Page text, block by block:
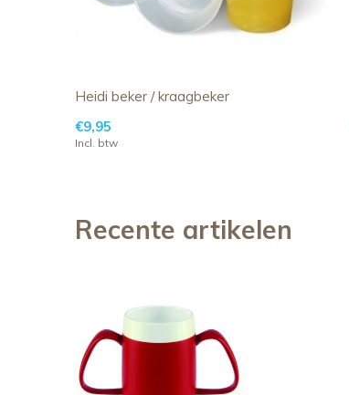
Heidi beker / kraagbeker
€9,95
Incl. btw
Recente artikelen